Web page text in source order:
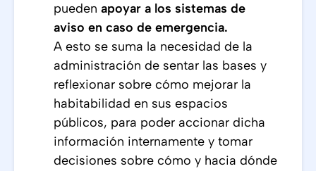
pueden apoyar a los sistemas de
aviso en caso de emergencia.
A esto se suma la necesidad de la
administración de sentar las bases y
reflexionar sobre cómo mejorar la
habitabilidad en sus espacios
públicos, para poder accionar dicha
información internamente y tomar
decisiones sobre cómo y hacia dónde